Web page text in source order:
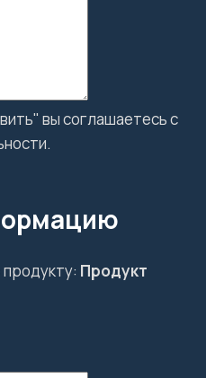
вы соглашаетесь с
Продукт